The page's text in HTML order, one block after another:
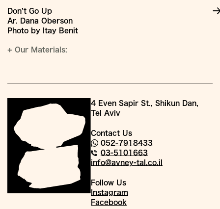
Don’t Go Up
Ar. Dana Oberson
Photo by Itay Benit
+ Our Materials:
4 Even Sapir St., Shikun Dan,
Tel Aviv
Contact Us
052-7918433
03-5101663
info@avney-tal.co.il
Follow Us
Instagram
Facebook